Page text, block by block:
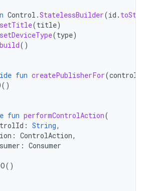
Control .StatelessBuilder(id .
setTitle(title)
setDeviceType(type)
build()
fun createPublisherFor(
()
fun performControlAction(
: String,
: ControlAction,
: Consumer
()